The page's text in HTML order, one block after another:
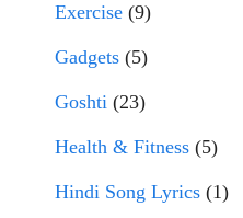
Exercise (9)
Gadgets (5)
Goshti (23)
Health & Fitness (5)
Hindi Song Lyrics (1)